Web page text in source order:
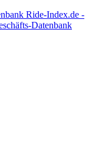
Ride-Index.de -
Datenbank